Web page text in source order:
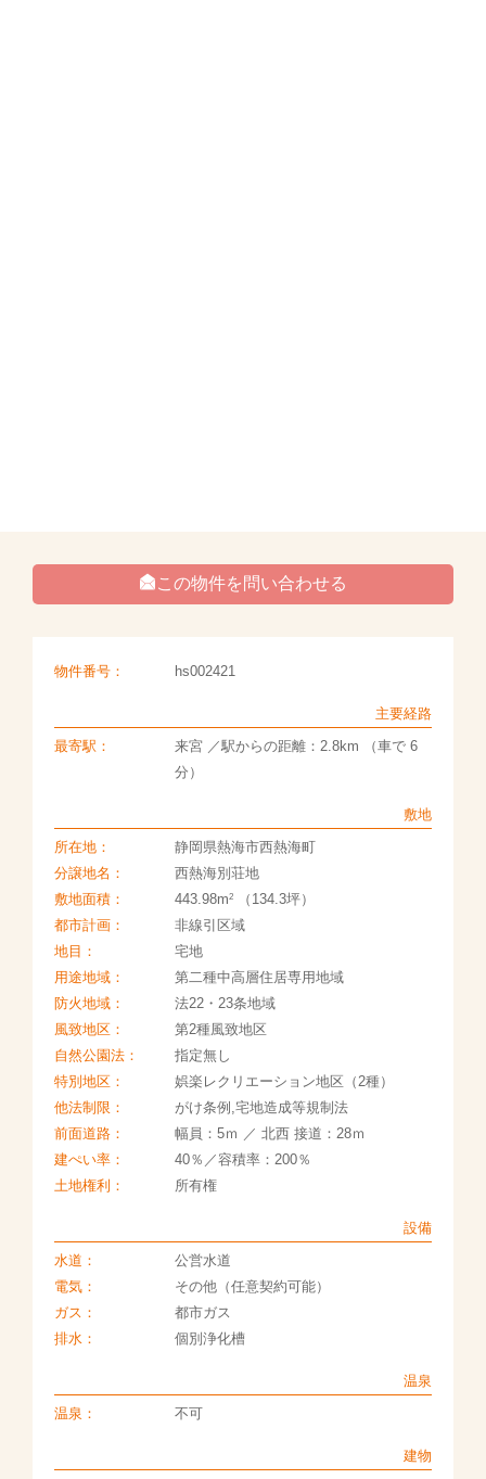
この物件を問い合わせる
物件番号： hs002421
主要経路
最寄駅：
来宮 ／駅からの距離：2.8km （車で 6
分）
敷地
所在地：
静岡県熱海市西熱海町
分譲地名：
西熱海別荘地
敷地面積：
443.98m2（134.3坪）
都市計画：
非線引区域
地目：
宅地
用途地域：
第二種中高層住居専用地域
防火地域：
法22・23条地域
風致地区：
第2種風致地区
自然公園法：
指定無し
特別地区：
娯楽レクリエーション地区（2種）
他法制限：
がけ条例,宅地造成等規制法
前面道路：
幅員：5ｍ ／ 北西 接道：28ｍ
建ぺい率：
40％／容積率：200％
土地権利：
所有権
設備
水道：
公営水道
電気：
その他（任意契約可能）
ガス：
都市ガス
排水：
個別浄化槽
温泉
温泉：
不可
建物